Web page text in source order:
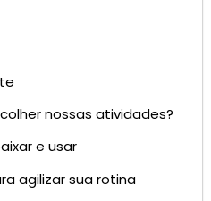
nossas atividades?
e usar
agilizar sua rotina